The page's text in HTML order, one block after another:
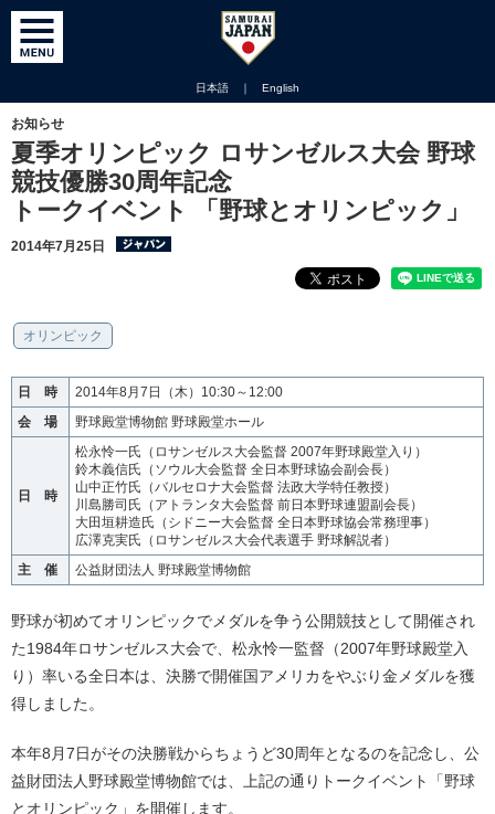
日本語 ｜ English
お知らせ
夏季オリンピック ロサンゼルス大会 野球
競技優勝30周年記念
トークイベント 「野球とオリンピック」
2014年7月25日
オリンピック
日 時
2014年8月7日（木）10:30～12:00
会 場
野球殿堂博物館 野球殿堂ホール
日 時
松永怜一氏（ロサンゼルス大会監督 2007年野球殿堂入り）
鈴木義信氏（ソウル大会監督 全日本野球協会副会長）
山中正竹氏（バルセロナ大会監督 法政大学特任教授）
川島勝司氏（アトランタ大会監督 前日本野球連盟副会長）
大田垣耕造氏（シドニー大会監督 全日本野球協会常務理事）
広澤克実氏（ロサンゼルス大会代表選手 野球解説者）
主 催
公益財団法人 野球殿堂博物館
野球が初めてオリンピックでメダルを争う公開競技として開催され
た1984年ロサンゼルス大会で、松永怜一監督（2007年野球殿堂入
り）率いる全日本は、決勝で開催国アメリカをやぶり金メダルを獲
得しました。
本年8月7日がその決勝戦からちょうど30周年となるのを記念し、公
益財団法人野球殿堂博物館では、上記の通りトークイベント「野球
とオリンピック」を開催します。